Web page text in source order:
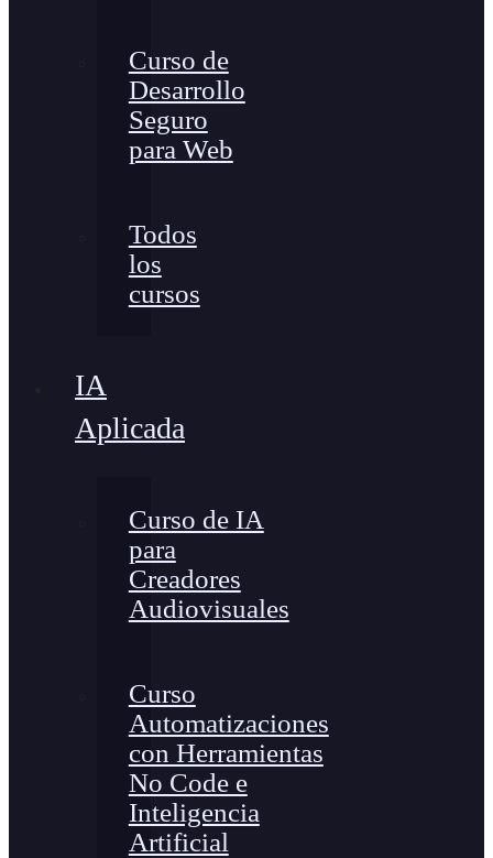
Curso de
Desarrollo
Seguro
para Web
Todos
los
cursos
IA
Aplicada
Curso de IA
para
Creadores
Audiovisuales
Curso
Automatizaciones
con Herramientas
No Code e
Inteligencia
Artificial